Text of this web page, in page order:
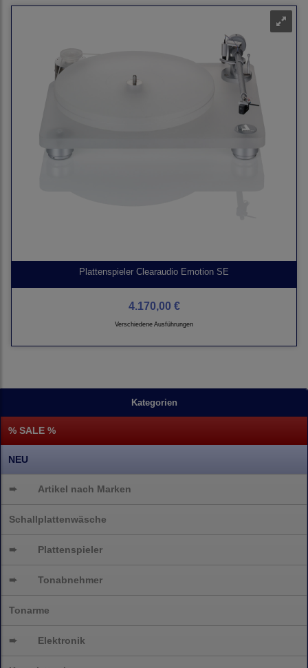
Kategorien
% SALE %
NEU
➨ Artikel nach Marken
Schallplattenwäsche
➨ Plattenspieler
➨ Tonabnehmer
Tonarme
➨ Elektronik
Plattenspieler Clearaudio Emotion SE
4.170,00 €
Verschiedene Ausführungen